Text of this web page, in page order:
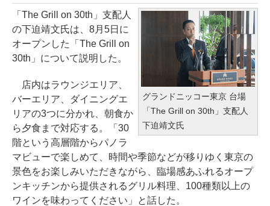
グランドニッコー東京 台場
「The Grill on 30th」支配人
下迫靖文氏
「The Grill on 30th」支配人
の下迫靖文氏は、8月5日に
オープンした「The Grill on
30th」について説明した。
店内はラウンジエリア、
バーエリア、ダイニングエ
リアの3つに分かれ、朝食か
ら夕食まで対応する。「30
階という高層階からパノラ
マビューで楽しめて、時間や季節などが移りゆく東京の
景色をお楽しみいただきながら、臨場感あふれるオープ
ンキッチンから提供されるグリル料理、100種類以上の
ワインを味わってください」と話した。